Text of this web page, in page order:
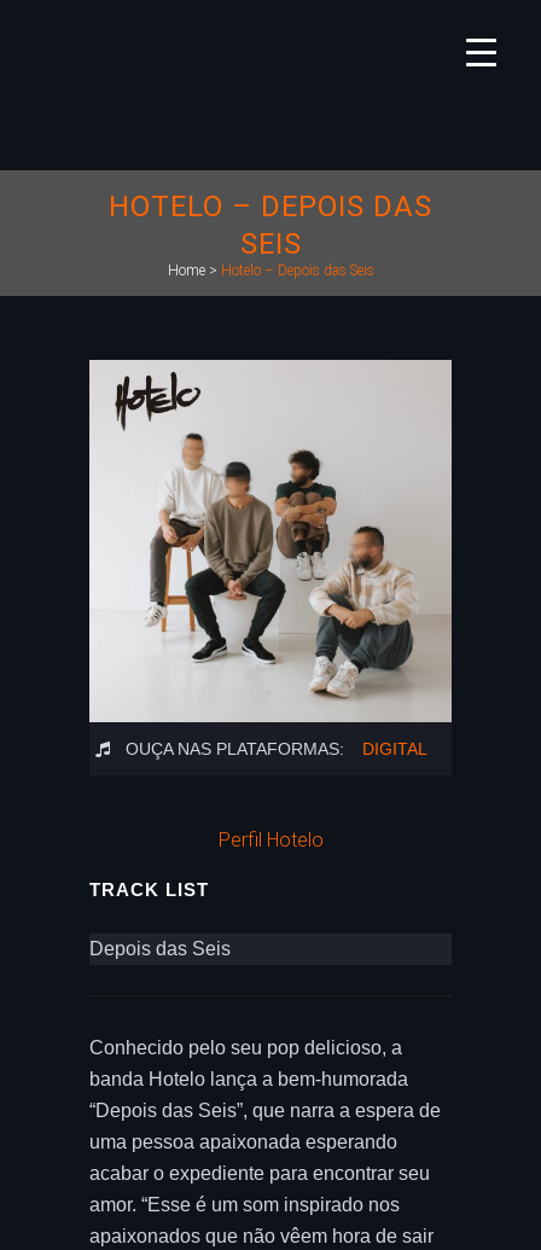
HOTELO – DEPOIS DAS
SEIS
Home> Hotelo – Depois das Seis
OUÇA NAS PLATAFORMAS: DIGITAL
Perfil Hotelo
TRACK LIST
Depois das Seis
Conhecido pelo seu pop delicioso, a
banda Hotelo lança a bem-humorada
“Depois das Seis”, que narra a espera de
uma pessoa apaixonada esperando
acabar o expediente para encontrar seu
amor. “Esse é um som inspirado nos
apaixonados que não vêem hora de sair